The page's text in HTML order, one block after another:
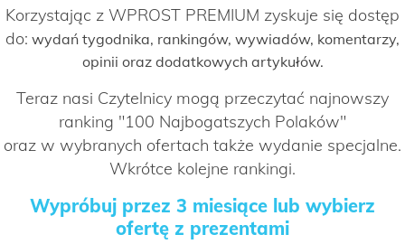
Korzystając z WPROST PREMIUM zyskuje się dostęp
do: wydań tygodnika, rankingów, wywiadów, komentarzy,
opinii oraz dodatkowych artykułów.
Teraz nasi Czytelnicy mogą przeczytać najnowszy
ranking "100 Najbogatszych Polaków"
oraz w wybranych ofertach także wydanie specjalne.
Wkrótce kolejne rankingi.
Wypróbuj przez 3 miesiące lub wybierz
ofertę z prezentami